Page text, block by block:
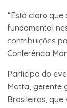
“Está claro
fundamental
contribuições
Conferência
Participa do
Motta, gerente
Brasileiras, que